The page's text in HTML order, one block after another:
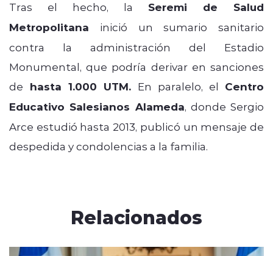
Tras el hecho, la Seremi de Salud
Metropolitana inició un sumario sanitario
contra la administración del Estadio
Monumental, que podría derivar en sanciones
de hasta 1.000 UTM. En paralelo, el Centro
Educativo Salesianos Alameda, donde Sergio
Arce estudió hasta 2013, publicó un mensaje de
despedida y condolencias a la familia.
Relacionados